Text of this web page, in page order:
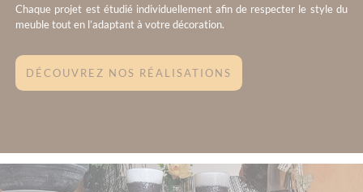
Chaque projet est étudié individuellement afin de respecter le style du
meuble tout en l’adaptant à votre décoration.
DÉCOUVREZ NOS RÉALISATIONS